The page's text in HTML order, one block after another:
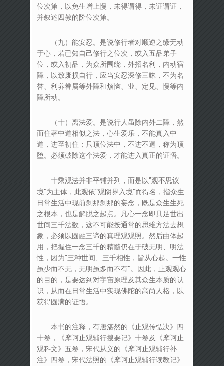
位次第，以免生增上慢，未得谓得，未证谓证，
并叙述四教的阶位次第。
（九）能安忍。是说修行者对顺逆之缘无动
于心，若已知自己修行之位次，或入五品弟子
位，或入初品，为众所围绕，外招名利，内动宿
障，以致废损自行，应当安忍深修三昧，不为名
誉、利养眷属等外障和烦恼、业、定见、慢等内
障所动。
（十）离法爱。是说行人虽除内外二障，然
而住著中道相似之法，心生爱乐，不能真入中
道，进至初住；只顶位法中，不进不退，称为顶
堕。必须破除这个法爱，才能进入真正的证悟。
十乘观法并非平铺并列，而是以“观不思议
境”为主体，此观依“观阴界入境”而得名，指众生
日常生活中现前刹那刹那的妄念，既是众生生死
之根本，也是解脱之起点。凡心一念即具足世出
世间三千法数，这不可能按通常的思维方法去想
象，必须以圆融三谛的真理观观照。然后由体起
用，把握住一念三千的精髓仍在于破无明、明法
性，因为“三种世间、三千相性，皆从心起。一性
虽少而不无，无明虽多而不有”。因此，止观观心
的目的，是要达到对宇宙原理及其众生本质的认
识，从而在日常生活中实现佛陀的高尚人格，以
获得圆满的证悟。
本书的注释，有唐湛然的《止观传弘决》四
十卷，《摩诃止观辅行搜要记》十卷及《摩诃止
观科文》五卷，宋代从义的《摩诃止观辅行补
注》四卷，宋代法照的《摩诃止观辅行读教记》